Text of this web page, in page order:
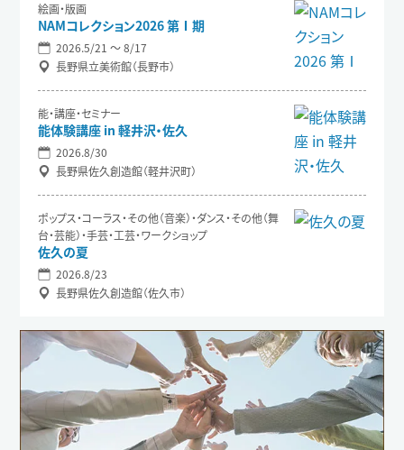
絵画・版画
NAMコレクション2026 第Ⅰ期
2026.5/21 〜 8/17
長野県立美術館（長野市）
能・講座・セミナー
能体験講座 in 軽井沢・佐久
2026.8/30
長野県佐久創造館（軽井沢町）
ポップス・コーラス・その他（音楽）・ダンス・その他（舞
台・芸能）・手芸・工芸・ワークショップ
佐久の夏
2026.8/23
長野県佐久創造館（佐久市）